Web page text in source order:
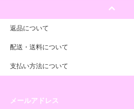
返品について
配送・送料について
支払い方法について
メールアドレス